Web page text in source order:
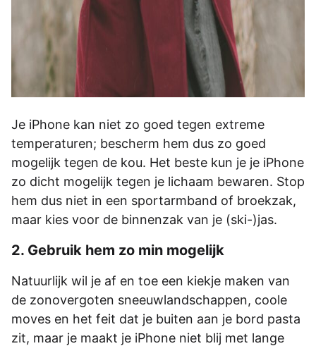
Je iPhone kan niet zo goed tegen extreme
temperaturen; bescherm hem dus zo goed
mogelijk tegen de kou. Het beste kun je je iPhone
zo dicht mogelijk tegen je lichaam bewaren. Stop
hem dus niet in een sportarmband of broekzak,
maar kies voor de binnenzak van je (ski-)jas.
2. Gebruik hem zo min mogelijk
Natuurlijk wil je af en toe een kiekje maken van
de zonovergoten sneeuwlandschappen, coole
moves en het feit dat je buiten aan je bord pasta
zit, maar je maakt je iPhone niet blij met lange